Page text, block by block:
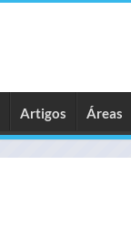
Artigos Áreas